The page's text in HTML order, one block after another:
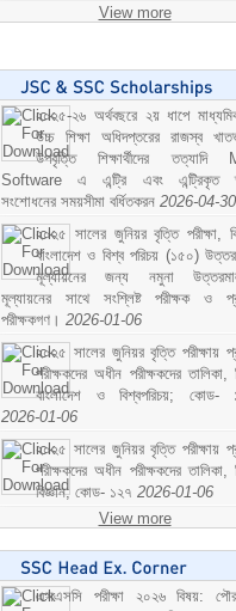
View more
২০২৫-২৬ অর্থবছরে ২য় ধাপে
উচ্চ শিক্ষা অধিদপ্তরের রাজস্ব
উপবৃত্তি শিক্ষার্থীদের তত্যাদি
Software এ এন্ট্রি এবং এন্ট্রিকৃত
সংশোধনের সময়সীমা বর্ধিতকরন 2026-04-30
২০২৫ সালের জুনিয়র বৃত্তি পরীক্ষা,
বাংলাদেশ ও বিশ্ব পরিচয় (১৫০)
মূল্যায়নের জন্য নমুনা
মূল্যায়নের সাথে সংশ্লিষ্ট পরীক্ষক ও
পরীক্ষকগণ। 2026-01-06
২০২৫ সালের জুনিয়র বৃত্তি পরীক্ষায়
পরীক্ষকদের অধীন পরীক্ষকদের তালিকা,
বাংলাদেশ ও বিশ্বপরিচয়; কোড-
2026-01-06
২০২৫ সালের জুনিয়র বৃত্তি পরীক্ষায়
পরীক্ষকদের অধীন পরীক্ষকদের তালিকা,
বিজ্ঞান; কোড- ১২৭ 2026-01-06
View more
এসএসসি পরীক্ষা ২০২৬ বিষয়: